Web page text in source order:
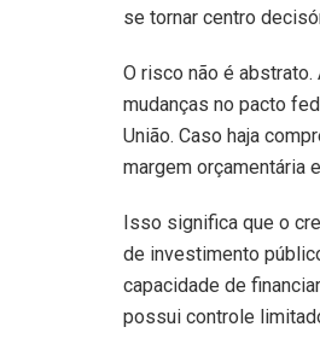
se tornar centro
O risco não é
mudanças no pacto
União. Caso haja
margem orçamentária
Isso significa que o
de investimento
capacidade de
possui controle